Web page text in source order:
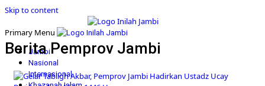
Skip to content
Primary Menu
Jambi
Nasional
Internasional
Berita Pemprov Jambi